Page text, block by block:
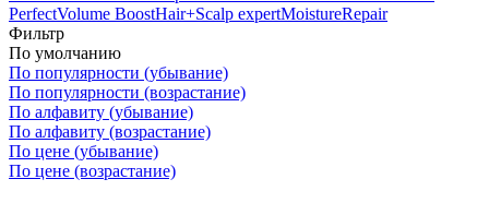
PerfectVolume BoostHair+Scalp expertMoistureRepair
Фильтр
По умолчанию
По популярности (убывание)
По популярности (возрастание)
По алфавиту (убывание)
По алфавиту (возрастание)
По цене (убывание)
По цене (возрастание)